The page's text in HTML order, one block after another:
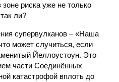
риска уже не только
ли?
супервулканов – «Наша
может случиться, если
Йеллоустоун. Это
части Соединённых
катастрофой вплоть до